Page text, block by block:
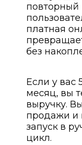
повторный
платная
без
Если у вас
месяц, вы
выручку.
продажи и
запуск в
цикл.